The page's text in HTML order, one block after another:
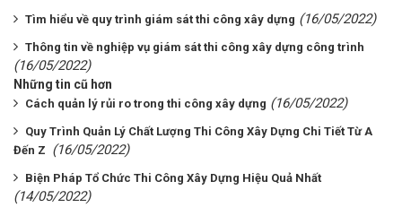
Tìm hiểu về quy trình giám sát thi công xây dựng (16/05/2022)
Thông tin về nghiệp vụ giám sát thi công xây dựng công trình
(16/05/2022)
Những tin cũ hơn
Cách quản lý rủi ro trong thi công xây dựng (16/05/2022)
Quy Trình Quản Lý Chất Lượng Thi Công Xây Dựng Chi Tiết Từ A
Đến Z (16/05/2022)
Biện Pháp Tổ Chức Thi Công Xây Dựng Hiệu Quả Nhất
(14/05/2022)